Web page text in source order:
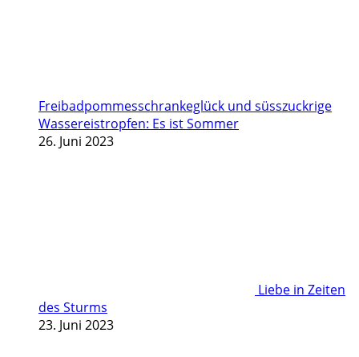
Freibadpommesschrankeglück und süsszuckrige
Wassereistropfen: Es ist Sommer
26. Juni 2023
Liebe in Zeiten
des Sturms
23. Juni 2023